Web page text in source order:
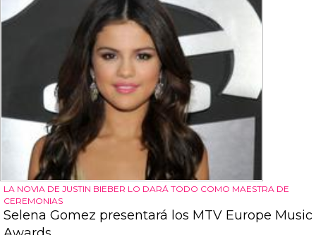
LA NOVIA DE JUSTIN BIEBER LO DARÁ TODO COMO MAESTRA DE
CEREMONIAS
Selena Gomez presentará los MTV Europe Music